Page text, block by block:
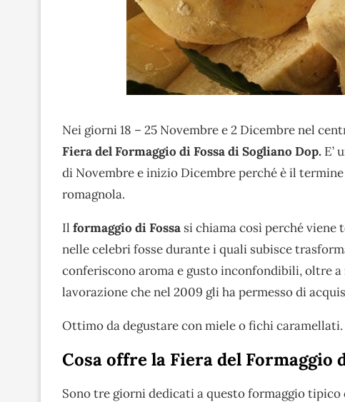
Nei giorni 18 – 25 Novembre e 2 Dicembre nel
Fiera del Formaggio di Fossa di Sogliano Dop. E’
di Novembre e inizio Dicembre perché è il
romagnola.
Il formaggio di Fossa si chiama così perché
nelle celebri fosse durante i quali subisce
conferiscono aroma e gusto inconfondibili, oltre
lavorazione che nel 2009 gli ha permesso di
Ottimo da degustare con miele o fichi caramellati.
Cosa offre la Fiera del Formaggio
Sono tre giorni dedicati a questo formaggio